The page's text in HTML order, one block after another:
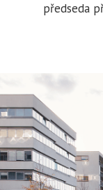
předseda